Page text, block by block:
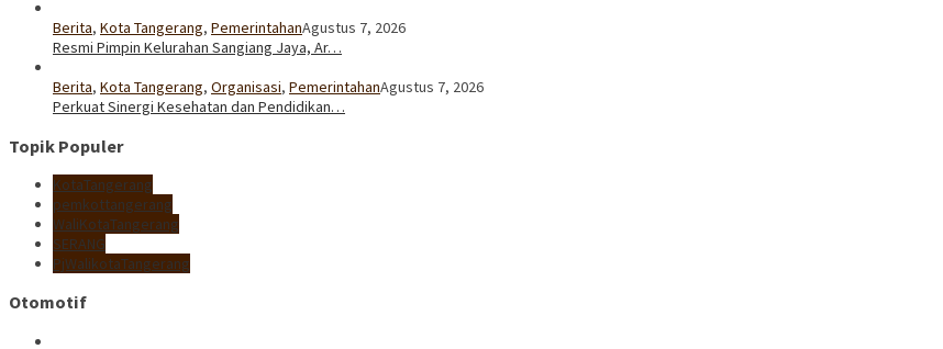
Berita, Kota Tangerang, PemerintahanAgustus 7, 2026
Resmi Pimpin Kelurahan Sangiang Jaya, Ar…
Berita, Kota Tangerang, Organisasi, PemerintahanAgustus 7, 2026
Perkuat Sinergi Kesehatan dan Pendidikan…
Topik Populer
KotaTangerang
pemkottangerang
WaliKotaTangerang
SERANG
PjWalikotaTangerang
Otomotif